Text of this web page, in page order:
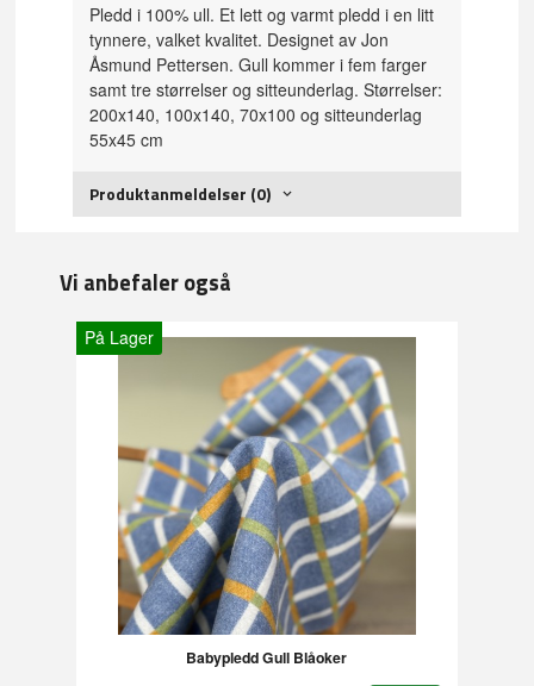
Pledd i 100% ull. Et lett og varmt pledd i en litt
tynnere, valket kvalitet. Designet av Jon
Åsmund Pettersen. Gull kommer i fem farger
samt tre størrelser og sitteunderlag. Størrelser:
200x140, 100x140, 70x100 og sitteunderlag
55x45 cm
Produktanmeldelser (0)
Vi anbefaler også
På Lager
Babypledd Gull Blåoker